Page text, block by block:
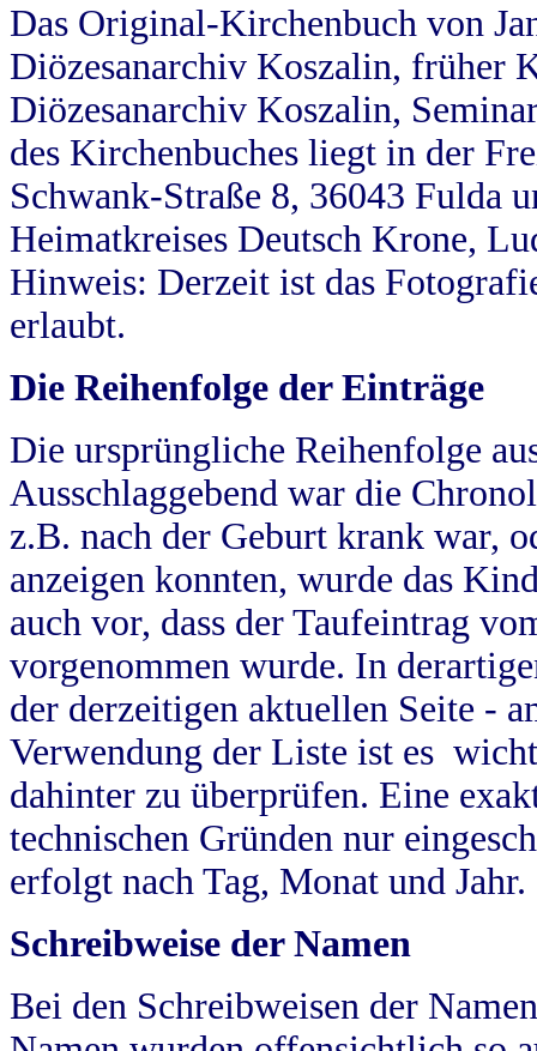
Das Original-Kirchenbuch von
Diözesanarchiv Koszalin, früher
Diözesanarchiv Koszalin,
des Kirchenbuches liegt in der
Schwank-Straße 8, 36043 Fulda
Heimatkreises Deutsch Krone,
Hinweis: Derzeit ist das
erlaubt.
Die Reihenfolge der Einträge
Die ursprüngliche Reihenfolge
Ausschlaggebend war die
z.B. nach der Geburt krank war,
anzeigen konnten, wurde das
auch vor, dass der Taufeintrag
vorgenommen wurde. In
der derzeitigen aktuellen Seite -
Verwendung der Liste ist es
dahinter zu überprüfen. Eine
technischen Gründen nur
erfolgt nach Tag, Monat und Jahr.
Schreibweise der Namen
Bei den Schreibweisen der